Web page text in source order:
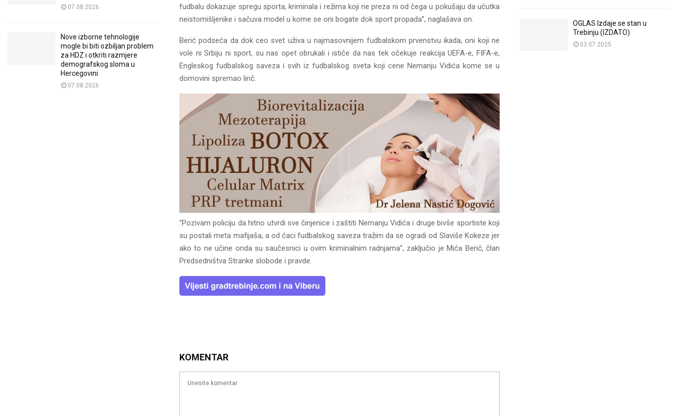
fudbalu dokazuje spregu sporta, kriminala i režima koji ne preza ni od čega u pokušaju da ućutka
neistomišljenike i sačuva model u kome se oni bogate dok sport propada”, naglašava on.
Berić podseća da dok ceo svet uživa u najmasovnijem fudbalskom prvenstvu ikada, oni koji ne
vole ni Srbiju ni sport, su nas opet obrukali i ističe da nas tek očekuje reakcija UEFA-e, FIFA-e,
Engleskog fudbalskog saveza i svih iz fudbalskog sveta koji cene Nemanju Vidića kome se u
domovini spremao linč.
“Pozivam policiju da hitno utvrdi sve činjenice i zaštiti Nemanju Vidića i druge bivše sportiste koji
su postali meta mafijaša, a od ćaci fudbalskog saveza tražim da se ogradi od Slaviše Kokeze jer
ako to ne učine onda su saučesnici u ovim kriminalnim radnjama”, zaključio je Mića Berić, član
Predsedništva Stranke slobode i pravde.
KOMENTAR
07.08.2026
Nove izborne tehnologije
mogle bi biti ozbiljan problem
za HDZ i otkriti razmjere
demografskog sloma u
Hercegovini
07.08.2026
OGLAS Izdaje se stan u
Trebinju (IZDATO)
03.07.2025